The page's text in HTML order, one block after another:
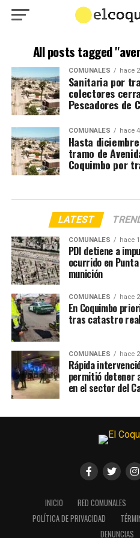
All posts tagged
COMUNALES hace
Sanitaria por
colectores
Pescadores de
COMUNALES hace
Hasta
tramo de
Coquimbo por
LATEST
COMUNALES hace
PDI detiene a
ocurrido en
munición
COMUNALES hace
En Coquimbo
tras catastro
COMUNALES hace
Rápida
permitió detener
en el sector del
INICIO RED COMUNALES
POLÍTICA DE PRIVACIDAD
DENUNCIAS